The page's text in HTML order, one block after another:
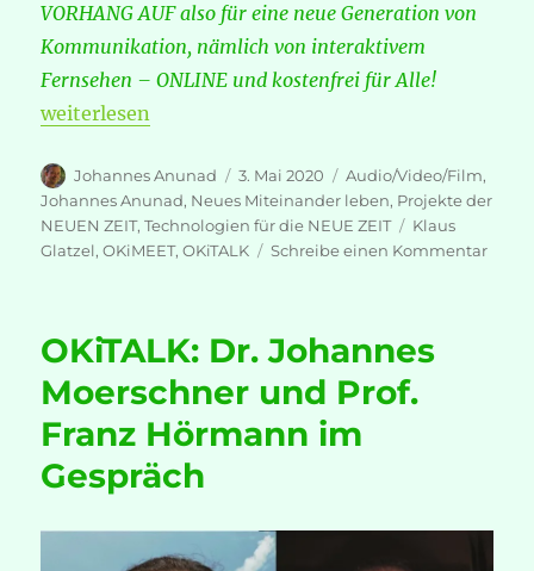
VORHANG AUF also für eine neue Generation von
Kommunikation, nämlich von interaktivem
Fernsehen – ONLINE und kostenfrei für Alle!
„OKiMEET – das interaktive Online-Fernsehen ist
weiterlesen
Autor
Johannes Anunad
Veröffentlicht
am
3. Mai 2020 Kategorien
Audio/Video/Film,
Johannes Anunad, Neues Miteinander leben, Projekte der
NEUEN ZEIT,Technologien für die NEUE ZEIT Schlagwörter
Klaus
Glatzel,OKiMEET,OKiTALK Schreibe einen Kommentarzu
OKiTALK: Dr. Johannes
Moerschner und Prof.
Franz Hörmann im
Gespräch